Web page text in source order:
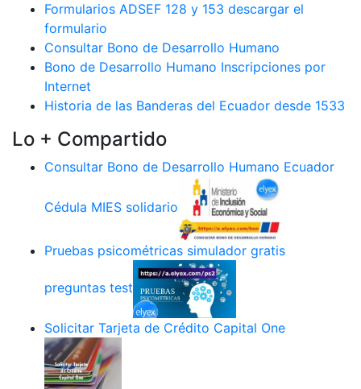
Formularios ADSEF 128 y 153 descargar el
formulario
Consultar Bono de Desarrollo Humano
Bono de Desarrollo Humano Inscripciones por
Internet
Historia de las Banderas del Ecuador desde 1533
Lo + Compartido
Consultar Bono de Desarrollo Humano Ecuador
Cédula MIES solidario
Pruebas psicométricas simulador gratis
preguntas test
Solicitar Tarjeta de Crédito Capital One